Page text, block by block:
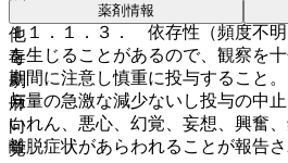
１１．１．３． 依存性（頻度不
を生じることがあるので、観察を
期間に注意し慎重に投与すること
与量の急激な減少ないし投与の中
いれん、悪心、幻覚、妄想、興奮
離脱症状があらわれることが報告さ
薬剤情報
他
毒
劇
麻
向
覚